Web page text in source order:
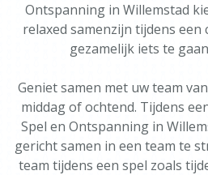
Ontspanning in Willemstad
relaxed samenzijn tijdens een
gezamelijk iets te
Geniet samen met uw team
middag of ochtend. Tijdens
Spel en Ontspanning in
gericht samen in een team te
team tijdens een spel zoals